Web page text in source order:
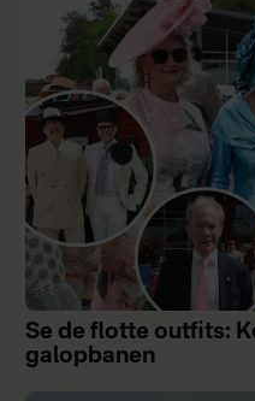
Se de flotte outfits:
galopbanen